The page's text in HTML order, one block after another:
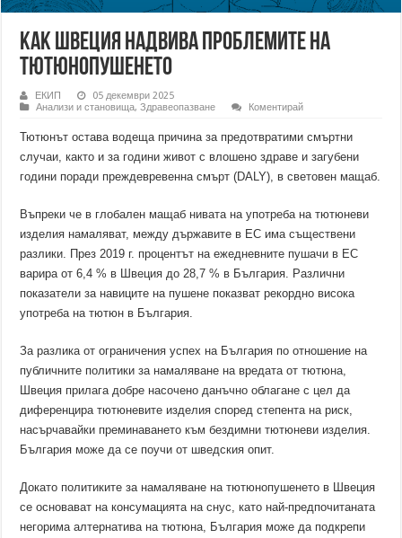
Как Швеция надвива проблемите на
тютюнопушенето
ЕКИП
05 декември 2025
Анализи и становища,Здравеопазване Коментирай
Тютюнът остава водеща причина за предотвратими смъртни
случаи, както и за години живот с влошено здраве и загубени
години поради преждевревенна смърт (DALY), в световен мащаб.
Въпреки че в глобален мащаб нивата на употреба на тютюневи
изделия намаляват, между държавите в ЕС има съществени
разлики. През 2019 г. процентът на ежедневните пушачи в ЕС
варира от 6,4 % в Швеция до 28,7 % в България. Различни
показатели за навиците на пушене показват рекордно висока
употреба на тютюн в България.
За разлика от ограничения успех на България по отношение на
публичните политики за намаляване на вредата от тютюна,
Швеция прилага добре насочено данъчно облагане с цел да
диференцира тютюневите изделия според степента на риск,
насърчавайки преминаването към бездимни тютюневи изделия.
България може да се поучи от шведския опит.
Докато политиките за намаляване на тютюнопушенето в Швеция
се основават на консумацията на снус, като най-предпочитаната
негорима алтернатива на тютюна, България може да подкрепи